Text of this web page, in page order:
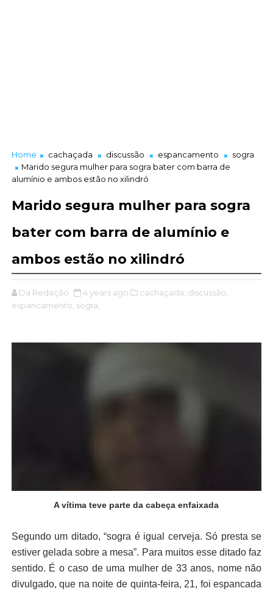
Home cachaçada discussão espancamento
sogra
Marido segura mulher para sogra bater com barra de
alumínio e ambos estão no xilindró
Marido segura mulher para sogra
bater com barra de alumínio e
ambos estão no xilindró
Da Redação 4 years ago cachaçada, discussão,
espancamento, sogra,
A vítima teve parte da cabeça enfaixada
Segundo um ditado, “sogra é igual cerveja. Só presta se
estiver gelada sobre a mesa”. Para muitos esse ditado faz
sentido. É o caso de uma mulher de 33 anos, nome não
divulgado, que na noite de quinta-feira, 21, foi espancada